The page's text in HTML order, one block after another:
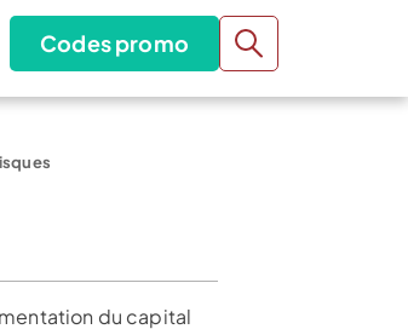
Codes promo
du capital